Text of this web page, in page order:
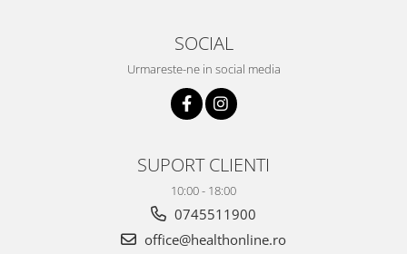
SOCIAL
Urmareste-ne in social media
SUPORT CLIENTI
10:00 - 18:00
0745511900
office@healthonline.ro